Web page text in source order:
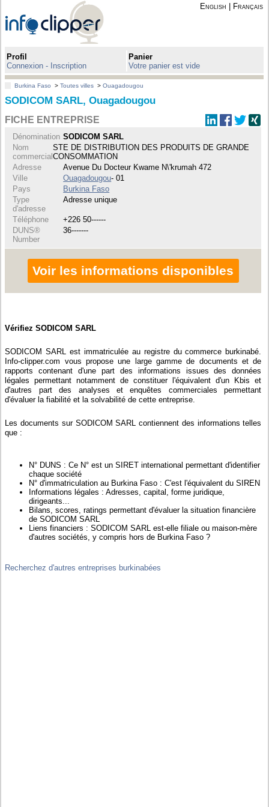
English Français
Profil
Connexion - Inscription
Panier
Votre panier est vide
Burkina Faso >Toutes villes >Ouagadougou
SODICOM SARL, Ouagadougou
FICHE ENTREPRISE
Dénomination SODICOM SARL
Nom
commercial
STE DE DISTRIBUTION DES PRODUITS DE GRANDE
CONSOMMATION
Adresse
Avenue Du Docteur Kwame N\'krumah 472
Ville
Ouagadougou- 01
Pays
Burkina Faso
Type
d'adresse
Adresse unique
Téléphone
+226 50------
DUNS®
Number
36-------
Voir les informations disponibles
Vérifiez SODICOM SARL
SODICOM SARL est immatriculée au registre du commerce burkinabé.
Info-clipper.com vous propose une large gamme de documents et de
rapports contenant d'une part des informations issues des données
légales permettant notamment de constituer l'équivalent d'un Kbis et
d'autres part des analyses et enquêtes commerciales permettant
d'évaluer la fiabilité et la solvabilité de cette entreprise.
Les documents sur SODICOM SARL contiennent des informations telles
que :
N° DUNS : Ce N° est un SIRET international permettant d'identifier
chaque société
N° d'immatriculation au Burkina Faso : C'est l'équivalent du SIREN
Informations légales : Adresses, capital, forme juridique,
dirigeants...
Bilans, scores, ratings permettant d'évaluer la situation financière
de SODICOM SARL
Liens financiers : SODICOM SARL est-elle filiale ou maison-mère
d'autres sociétés, y compris hors de Burkina Faso ?
Recherchez d'autres entreprises burkinabées